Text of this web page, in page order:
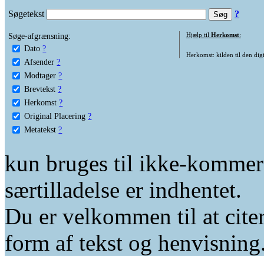
Søgetekst ?
Søge-afgrænsning:
Dato ?
Afsender ?
Modtager ?
Brevtekst ?
Herkomst ?
Original Placering ?
Metatekst ?
Hjælp til Herkomst:
Herkomst: kilden til den
kun bruges til ikke-
særtilladelse er indhentet.
Du er velkommen til at
form af tekst og